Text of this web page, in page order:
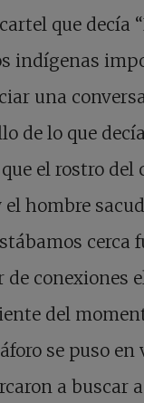
que decía
indígenas
una
de lo que
el rostro del
hombre
cerca
conexiones
del
se puso en
a buscar